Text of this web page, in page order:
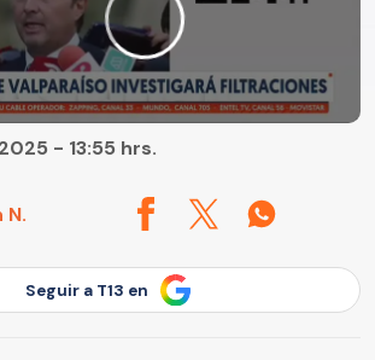
N.
- 13:55 hrs.
Seguir a T13 en